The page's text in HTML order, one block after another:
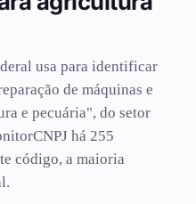
usa para identificar
de máquinas e
e pecuária", do setor
há 255
código, a maioria